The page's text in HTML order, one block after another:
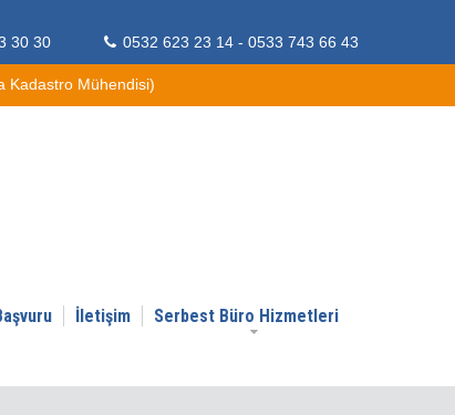
30 30 0532 623 23 14 - 0533 743 66 43
Kadastro Mühendisi)
İletişim Serbest Büro Hizmetleri